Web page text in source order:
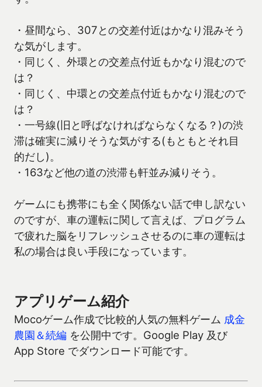
・昼間なら、307との交差付近はかなり混みそう
な気がします。
・同じく、外環との交差点付近もかなり混むので
は？
・同じく、中環との交差点付近もかなり混むので
は？
・一号線(旧と呼ばなければならなくなる？)の渋
滞は確実に減りそうな気がする(もともとそれ目
的だし)。
・163など他の道の渋滞も軒並み減りそう。
ゲームにも携帯にも全く関係ない話で申し訳ない
のですが、車の運転に関して言えば、プログラム
で疲れた脳をリフレッシュさせるのに車の運転は
私の場合は良い手段になっています。
アプリゲーム紹介
Mocoゲーム作成で比較的人気の無料ゲーム 成金
農園＆続編 を公開中です。Google Play 及び
App Store でダウンロード可能です。